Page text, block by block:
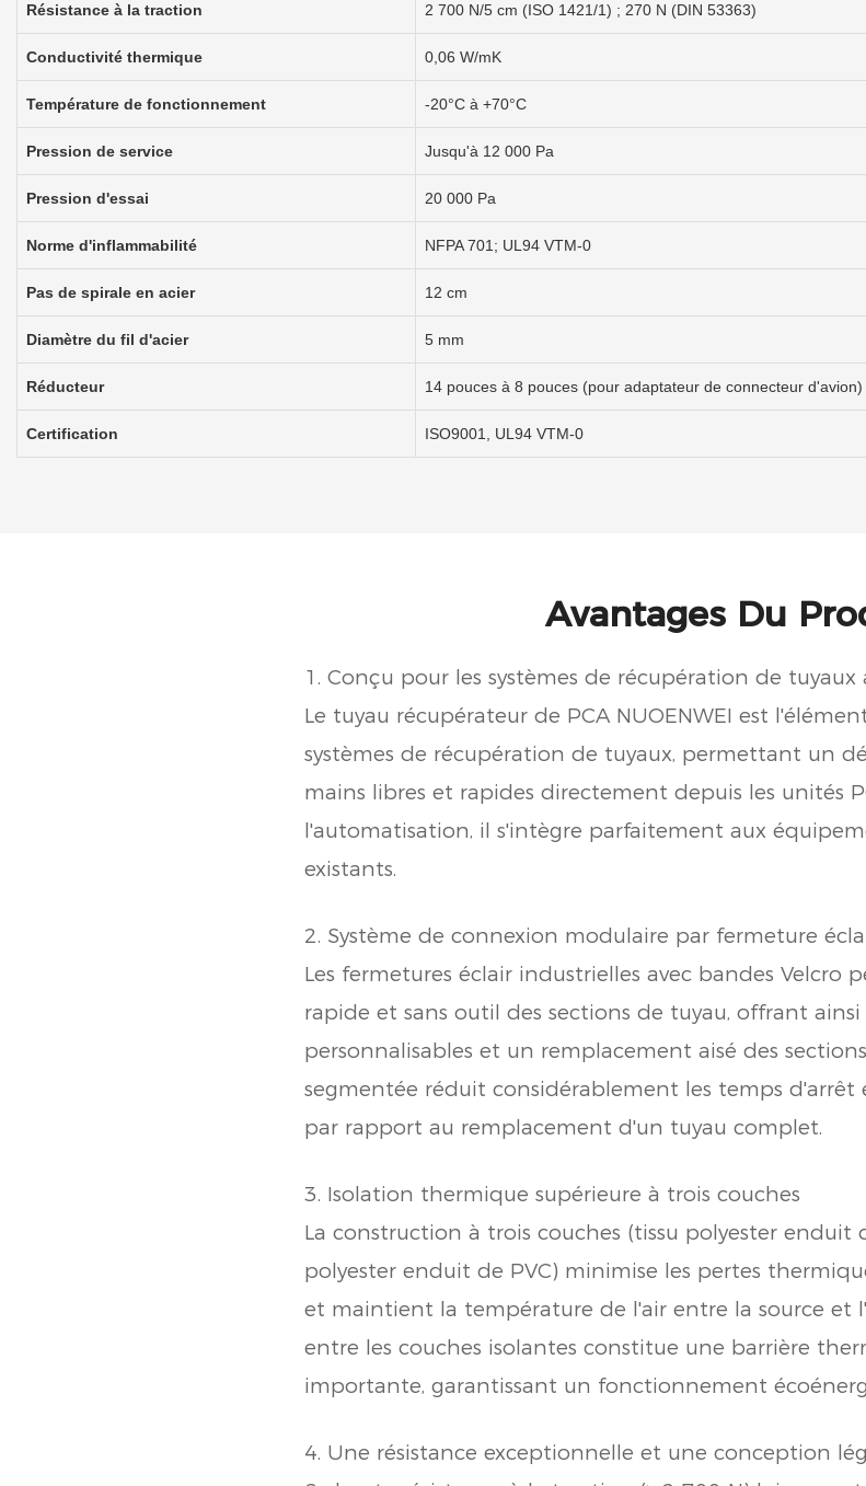
Résistance à la traction 2 700 N/5 cm (ISO 1421/1) ; 270 N (DIN 53363)
Conductivité thermique 0,06 W/mK
Température de fonctionnement -20°C à +70°C
Pression de service Jusqu'à 12 000 Pa
Pression d'essai 20 000 Pa
Norme d'inflammabilité NFPA 701; UL94 VTM-0
Pas de spirale en acier 12 cm
Diamètre du fil d'acier 5 mm
Réducteur 14 pouces à 8 pouces (pour adaptateur de connecteur d'avion)
Certification ISO9001, UL94 VTM-0
Avantages Du
1. Conçu pour les systèmes de récupération de tuyaux
Le tuyau récupérateur de PCA NUOENWEI est
systèmes de récupération de tuyaux, permettant un
mains libres et rapides directement depuis les unités
l'automatisation, il s'intègre parfaitement aux
existants.
2. Système de connexion modulaire par fermeture
Les fermetures éclair industrielles avec bandes Velcro
rapide et sans outil des sections de tuyau, offrant ainsi
personnalisables et un remplacement aisé des
segmentée réduit considérablement les temps d'arrêt
par rapport au remplacement d'un tuyau complet.
3. Isolation thermique supérieure à trois couches
La construction à trois couches (tissu polyester enduit
polyester enduit de PVC) minimise les pertes
et maintient la température de l'air entre la source et
entre les couches isolantes constitue une barrière
importante, garantissant un fonctionnement
4. Une résistance exceptionnelle et une conception